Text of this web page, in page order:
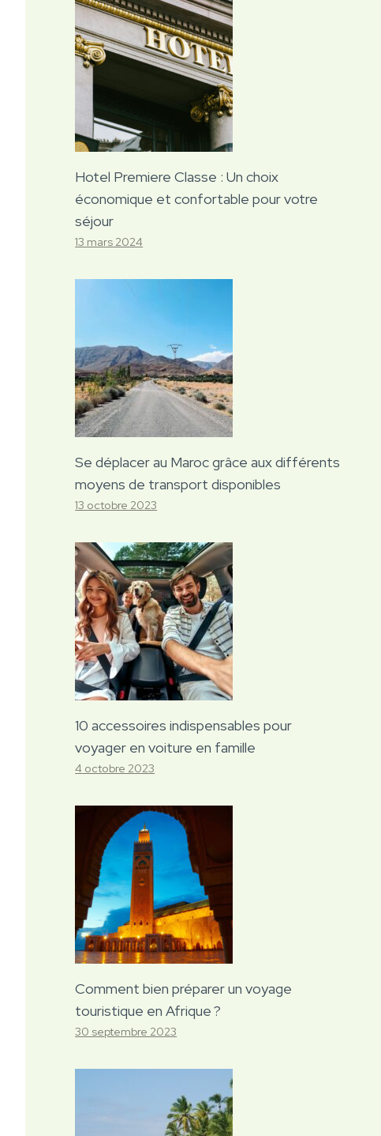
Hotel Premiere Classe : Un choix
économique et confortable pour votre
séjour
13 mars 2024
Se déplacer au Maroc grâce aux différents
moyens de transport disponibles
13 octobre 2023
10 accessoires indispensables pour
voyager en voiture en famille
4 octobre 2023
Comment bien préparer un voyage
touristique en Afrique ?
30 septembre 2023